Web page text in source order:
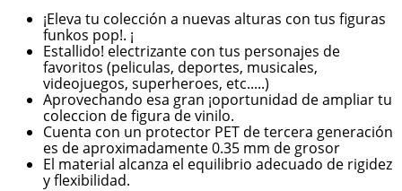
¡Eleva tu colección a nuevas alturas con tus figuras
funkos pop!. ¡
Estallido! electrizante con tus personajes de
favoritos (peliculas, deportes, musicales,
videojuegos, superheroes, etc.....)
Aprovechando esa gran ¡oportunidad de ampliar tu
coleccion de figura de vinilo.
Cuenta con un protector PET de tercera generación
es de aproximadamente 0.35 mm de grosor
El material alcanza el equilibrio adecuado de rigidez
y flexibilidad.
8.
manga
9.
bocinas
10. taylor swift